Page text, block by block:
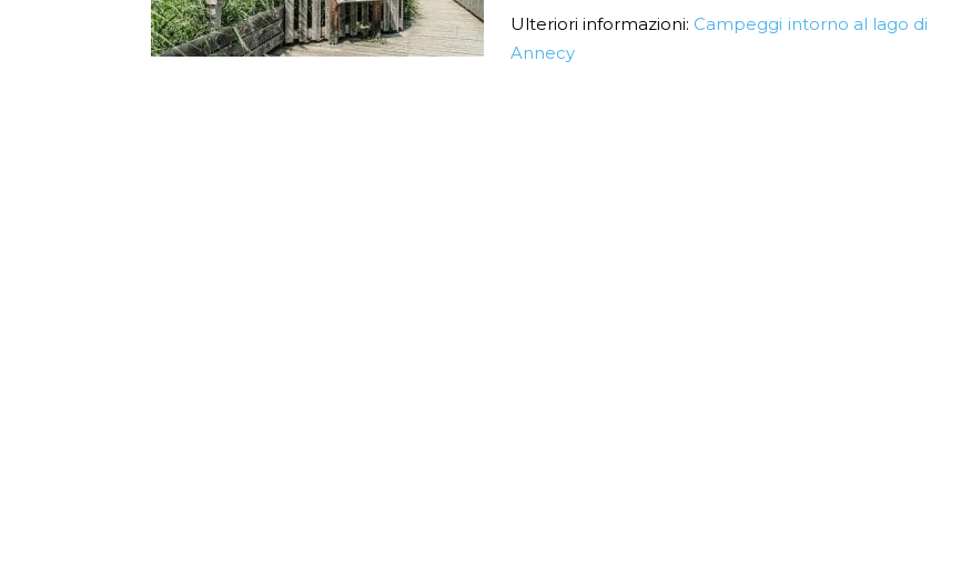
Ulteriori informazioni: Campeggi intorno al lago di
Annecy